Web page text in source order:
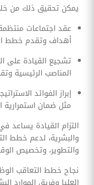
يمكن تحقيق ذلك من
عقد اجتماعات
أهداف وتقدم خطط
تشجيع القيادة على
المناصب الرئيسية
إبراز الفوائد
مثل ضمان استمرارية
التزام القيادة يساعد
والبشرية، لدعم خطط
والتطوير، وتخصيص
نجاح خطط التعاقب